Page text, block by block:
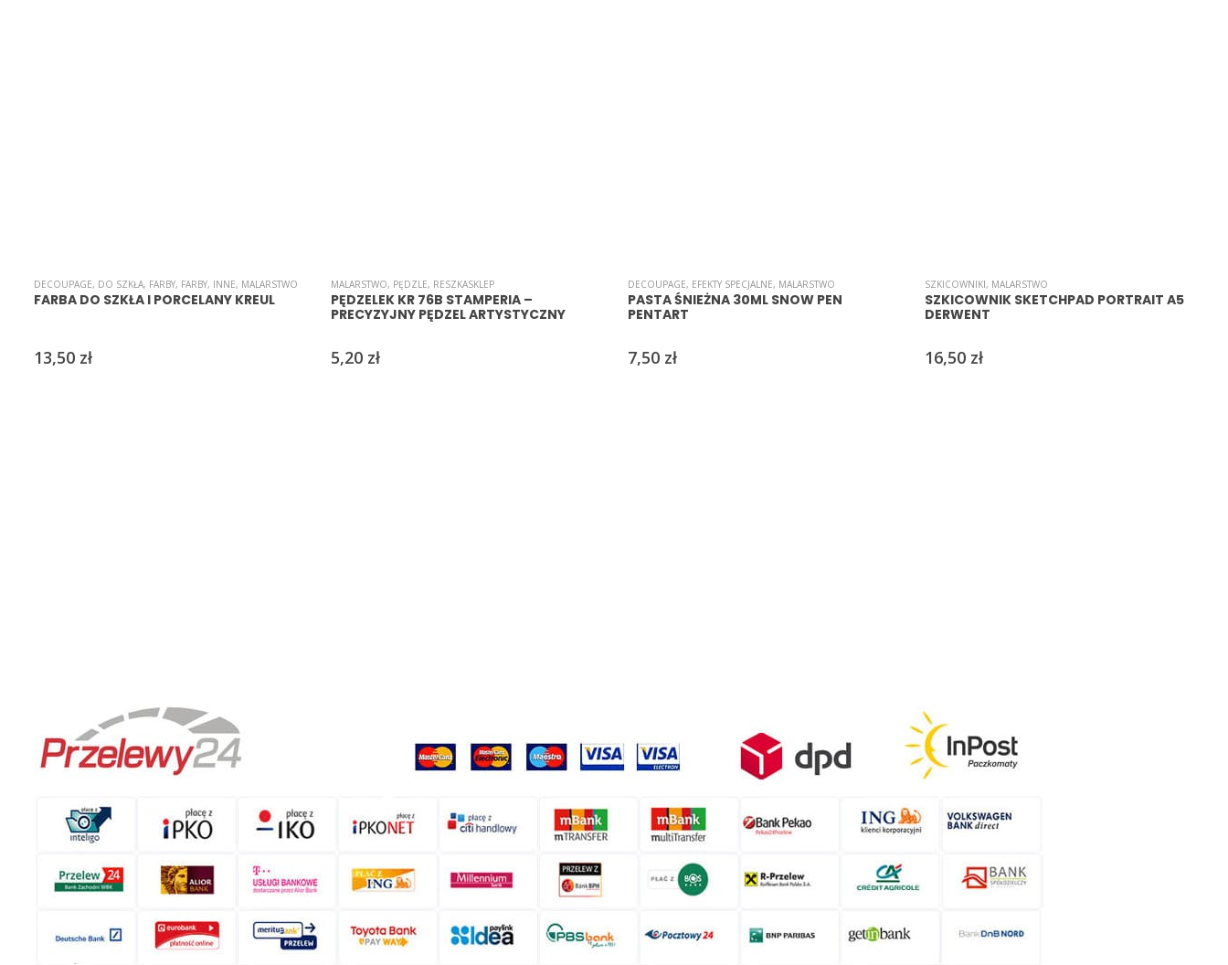
DECOUPAGE, DO SZKŁA, FARBY, FARBY, INNE, MALARSTWO
FARBA DO SZKŁA I PORCELANY KREUL
13,50 zł
MALARSTWO, PĘDZLE, RESZKASKLEP
PĘDZELEK KR 76B STAMPERIA –
PRECYZYJNY PĘDZEL ARTYSTYCZNY
5,20 zł
DECOUPAGE, EFEKTY SPECJALNE, MALARSTWO
PASTA ŚNIEŻNA 30ML SNOW PEN
PENTART
7,50 zł
SZKICOWNIKI, MALARSTWO
SZKICOWNIK SKETCHPAD PORTRAIT A5
DERWENT
16,50 zł